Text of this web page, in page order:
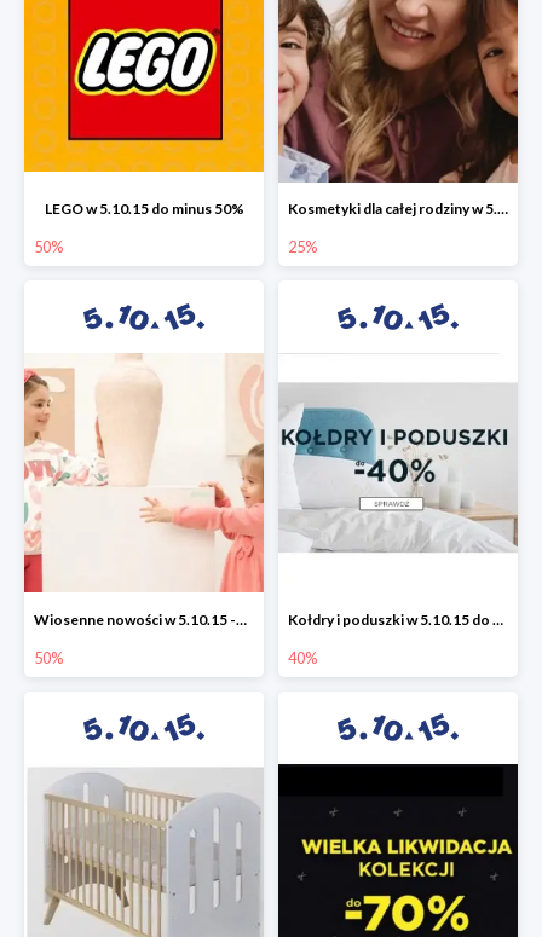
LEGO w 5.10.15 do minus 50%
50%
Kosmetyki dla całej rodziny w 5.10.15 do -25%
25%
Wiosenne nowości w 5.10.15 -50%
50%
Kołdry i poduszki w 5.10.15 do -40%
40%